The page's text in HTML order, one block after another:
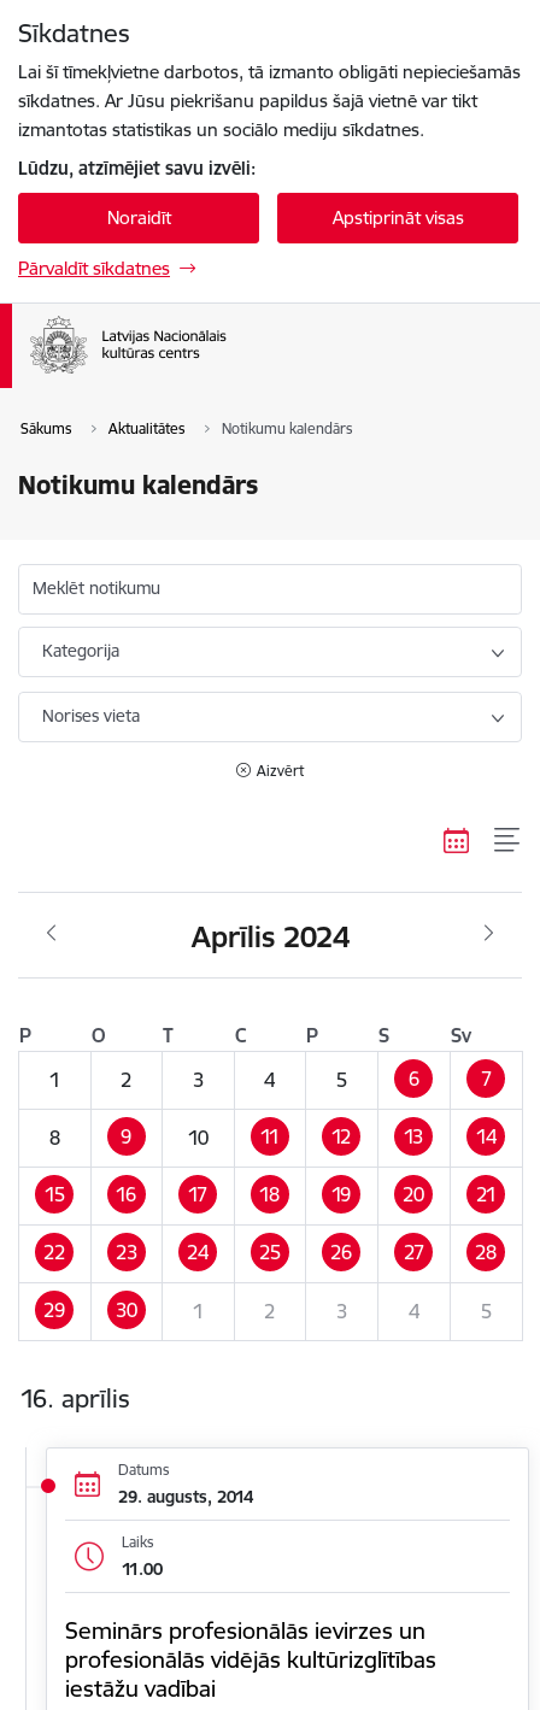
Sīkdatnes
Lai šī tīmekļvietne darbotos, tā izmanto obligāti nepieciešamās
sīkdatnes. Ar Jūsu piekrišanu papildus šajā vietnē var tikt
izmantotas statistikas un sociālo mediju sīkdatnes.
Lūdzu, atzīmējiet savu izvēli:
Noraidīt Apstiprināt visas
Pārvaldīt sīkdatnes
Sākums Aktualitātes Notikumu kalendārs
Notikumu kalendārs
Meklēt notikumu
Kategorija
Norises vieta
Aizvērt
Aprīlis 2024
P O T C P S
Sv
1
2 3 4 5 6 7
8 9 10 11 12 13 14
15 16 17 18 19 20 21
22 23 24 25 26 27 28
29 30 1 2 3 4 5
16. aprīlis
Datums
29. augusts, 2014
Laiks
11.00
Seminārs profesionālās ievirzes un
profesionālās vidējās kultūrizglītības
iestāžu vadībai